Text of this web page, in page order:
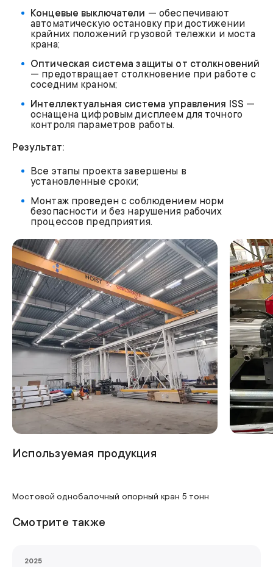
Концевые выключатели — обеспечивают
автоматическую остановку при достижении
крайних положений грузовой тележки и моста
крана;
Оптическая система защиты от столкновений
— предотвращает столкновение при работе с
соседним краном;
Интеллектуальная система управления ISS —
оснащена цифровым дисплеем для точного
контроля параметров работы.
Результат:
Все этапы проекта завершены в
установленные сроки;
Монтаж проведен с соблюдением норм
безопасности и без нарушения рабочих
процессов предприятия.
Используемая продукция
Мостовой однобалочный опорный кран 5 тонн
Смотрите также
2025